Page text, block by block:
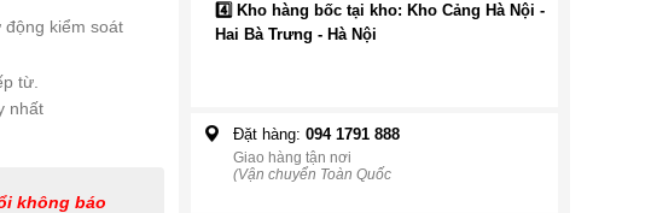
kiểm soát
từ.
nhất
không báo
4️⃣ Kho hàng bốc tại kho: Kho Cảng Hà Nội -
Hai Bà Trưng - Hà Nội
Đặt hàng: 094 1791 888
Giao hàng tận nơi
(Vận chuyển Toàn Quốc